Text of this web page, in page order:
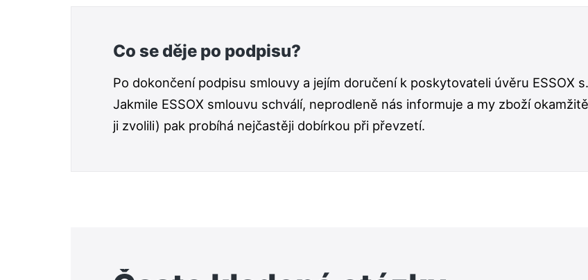
Co se děje po podpisu?
Po dokončení podpisu smlouvy a jejím doručení k poskytovateli úvěru ESSOX
Jakmile ESSOX smlouvu schválí, neprodleně nás informuje a my zboží
ji zvolili) pak probíhá nejčastěji dobírkou při převzetí.